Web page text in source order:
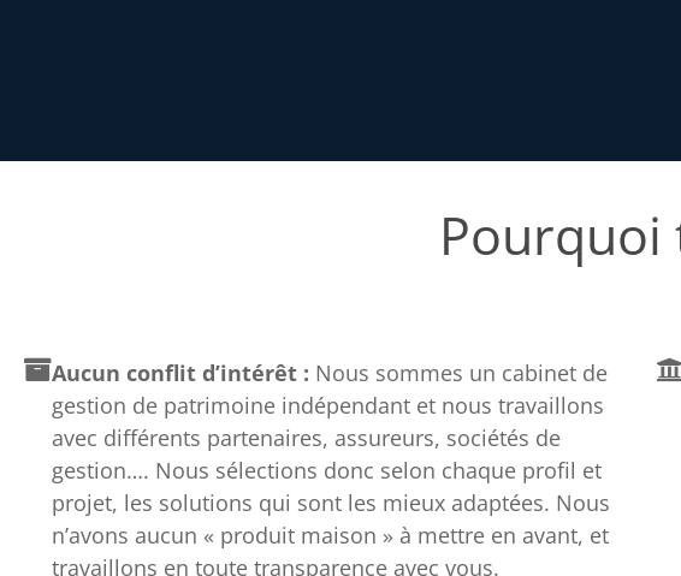
Pourquoi
Aucun conflit d’intérêt : Nous sommes un cabinet de
gestion de patrimoine indépendant et nous travaillons
avec différents partenaires, assureurs, sociétés de
gestion…. Nous sélections donc selon chaque profil et
projet, les solutions qui sont les mieux adaptées. Nous
n’avons aucun « produit maison » à mettre en avant, et
travaillons en toute transparence avec vous.